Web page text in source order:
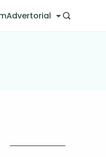
Advertorial